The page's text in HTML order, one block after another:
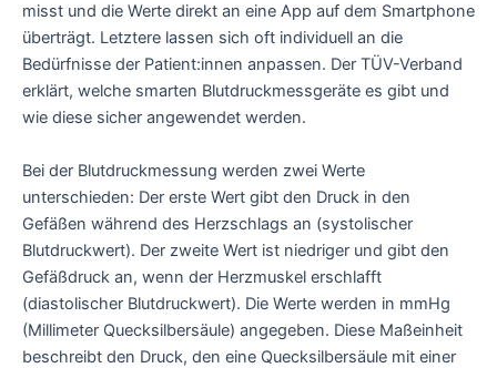
misst und die Werte direkt an eine App auf dem Smartphone
überträgt. Letztere lassen sich oft individuell an die
Bedürfnisse der Patient:innen anpassen. Der TÜV-Verband
erklärt, welche smarten Blutdruckmessgeräte es gibt und
wie diese sicher angewendet werden.
Bei der Blutdruckmessung werden zwei Werte
unterschieden: Der erste Wert gibt den Druck in den
Gefäßen während des Herzschlags an (systolischer
Blutdruckwert). Der zweite Wert ist niedriger und gibt den
Gefäßdruck an, wenn der Herzmuskel erschlafft
(diastolischer Blutdruckwert). Die Werte werden in mmHg
(Millimeter Quecksilbersäule) angegeben. Diese Maßeinheit
beschreibt den Druck, den eine Quecksilbersäule mit einer